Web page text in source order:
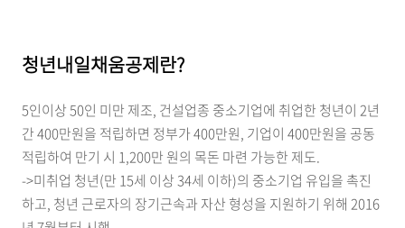
청년내일채움공제란?
5인이상 50인 미만 제조, 건설업종 중소기업에 취업한 청년이 2년
간 400만원을 적립하면 정부가 400만원, 기업이 400만원을 공동
적립하여 만기 시 1,200만 원의 목돈 마련 가능한 제도.
->미취업 청년(만 15세 이상 34세 이하)의 중소기업 유입을 촉진
하고, 청년 근로자의 장기근속과 자산 형성을 지원하기 위해 2016